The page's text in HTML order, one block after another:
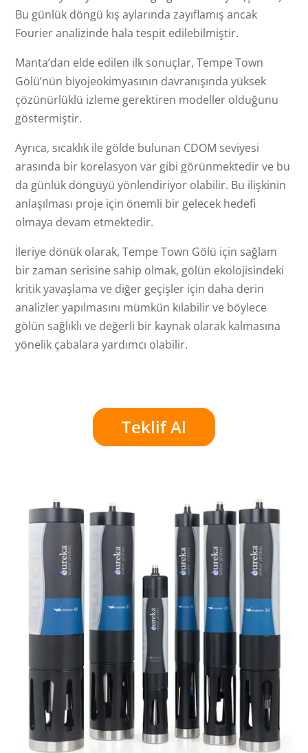
Bu günlük döngü kış aylarında zayıflamış ancak
Fourier analizinde hala tespit edilebilmiştir.
Manta’dan elde edilen ilk sonuçlar, Tempe Town
Gölü’nün biyojeokimyasının davranışında yüksek
çözünürlüklü izleme gerektiren modeller olduğunu
göstermiştir.
Ayrıca, sıcaklık ile gölde bulunan CDOM seviyesi
arasında bir korelasyon var gibi görünmektedir ve bu
da günlük döngüyü yönlendiriyor olabilir. Bu ilişkinin
anlaşılması proje için önemli bir gelecek hedefi
olmaya devam etmektedir.
İleriye dönük olarak, Tempe Town Gölü için sağlam
bir zaman serisine sahip olmak, gölün ekolojisindeki
kritik yavaşlama ve diğer geçişler için daha derin
analizler yapılmasını mümkün kılabilir ve böylece
gölün sağlıklı ve değerli bir kaynak olarak kalmasına
yönelik çabalara yardımcı olabilir.
Teklif Al